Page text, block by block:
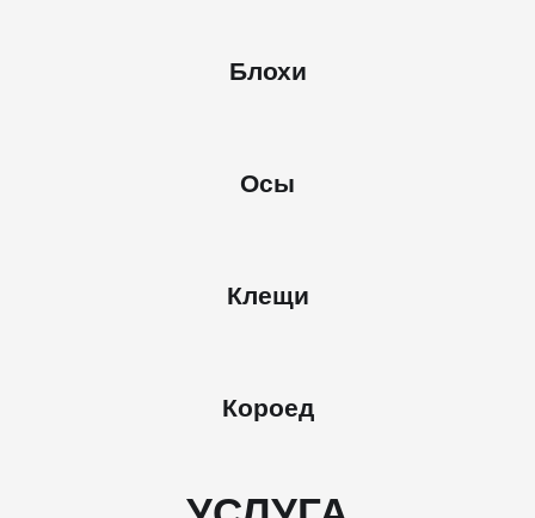
Блохи
Осы
Клещи
Короед